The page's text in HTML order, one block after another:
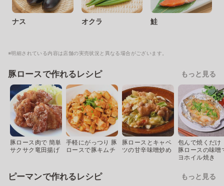
ナス オクラ 鮭
※明細されている内容は店舗の実売状況と異なる場合がございます。
豚ロースで作れるレシピ もっと見る
豚ロース肉で 簡単
サクサク竜田揚げ
手軽にがっつり 豚
ロースで豚キムチ
豚ロースとキャベ
ツの甘辛味噌炒め
包んで焼くだけ
豚ロースの味噌
ヨホイル焼き
ピーマンで作れるレシピ もっと見る